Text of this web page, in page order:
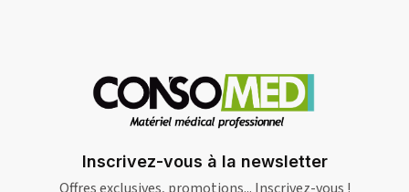
Inscrivez-vous à la newsletter
Offres exclusives, promotions... Inscrivez-vous !